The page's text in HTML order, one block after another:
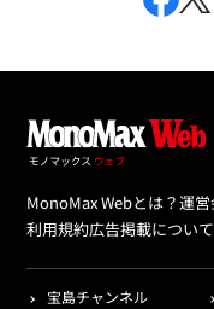
MonoMax Webとは？運
利用規約広告掲載について
宝島チャンネル